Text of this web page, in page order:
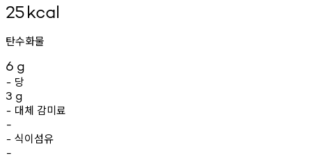
25kcal
탄수화물
6 g
- 당
3 g
- 대체 감미료
-
- 식이섬유
-